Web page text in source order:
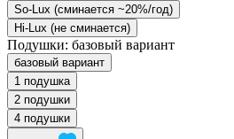
So-Lux (cминается ~20%/год)
Hi-Lux (не сминается)
Подушки: базовый вариант
базовый вариант
1 подушка
2 подушки
4 подушки